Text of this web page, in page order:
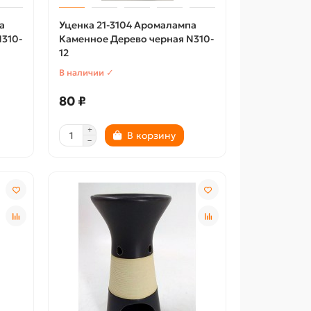
Уценка 21-3104 Аромалампа
Каменное Дерево черная N310-
12
В наличии ✓
80 ₽
В корзину